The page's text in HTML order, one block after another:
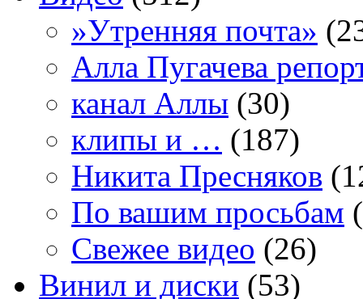
»Утренняя почта»
Алла Пугачева
канал Аллы (30)
клипы и … (187)
Никита Пресняков
По вашим просьбам
Свежее видео (26)
Винил и диски (53)